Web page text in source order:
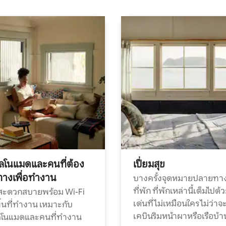
โนแมดและคนที่ต้อง
งเพื่อทำงาน
ดวกสบายพร้อม Wi-Fi
ที่ทำงาน เหมาะกับ
นแมดและคนที่ทำงาน
เปี่ยมสุข
บางครั้งจุดหมายปลายทา
ที่พัก ที่พักเหล่านี้เต็มไปด้
เด่นที่ไม่เหมือนใคร ไม่ว่าจ
เคบินริมหน้าผาหรือเรือบ้า